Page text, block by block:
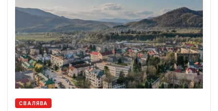
СВАЛЯВА